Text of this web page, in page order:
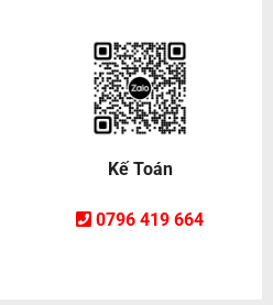
Kế Toán
0796 419 664